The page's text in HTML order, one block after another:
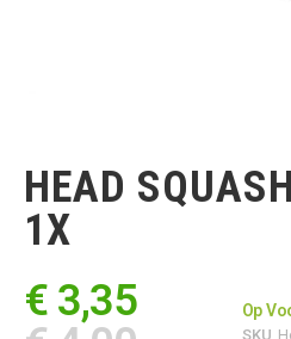
begin
van
de
afbeeldingen-
HEAD
1X
€ 3,35
Op
SKU